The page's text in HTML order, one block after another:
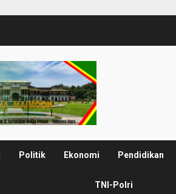
Politik Ekonomi Pendidikan
TNI-Polri